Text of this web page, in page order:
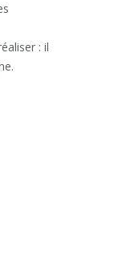
: il